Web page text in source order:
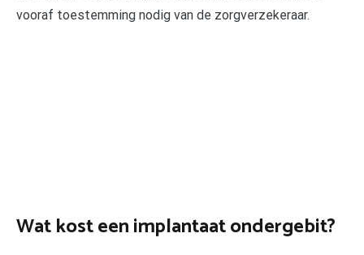
vooraf toestemming nodig van de zorgverzekeraar.
Wat kost een implantaat ondergebit?